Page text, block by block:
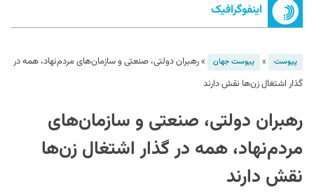
اینفوگرافیک
پیوست » پیوست جهان »رهبران دولتی، صنعتی و سازمان‌های مردم‌نهاد، همه در
گذار اشتغال زن‌ها نقش دارند
رهبران دولتی، صنعتی و سازمان‌های
مردم‌نهاد، همه در گذار اشتغال زن‌ها
نقش دارند